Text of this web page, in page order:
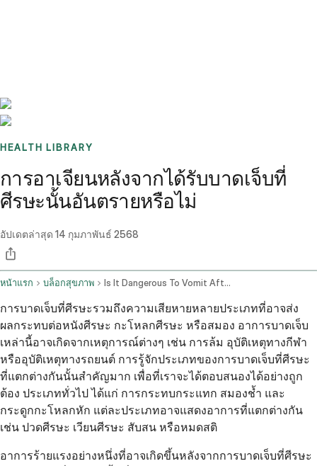
HEALTH LIBRARY
การอาเจียนหลังจากได้รับบาดเจ็บที่
ศีรษะนั้นอันตรายหรือไม่
อัปเดตล่าสุด 14 กุมภาพันธ์ 2568
หน้าแรก บล็อกสุขภาพ Is It Dangerous To Vomit After A Head Injury
การบาดเจ็บที่ศีรษะรวมถึงความเสียหายหลายประเภทที่อาจส่ง
ผลกระทบต่อหนังศีรษะ กะโหลกศีรษะ หรือสมอง อาการบาดเจ็บ
เหล่านี้อาจเกิดจากเหตุการณ์ต่างๆ เช่น การล้ม อุบัติเหตุทางกีฬา
หรืออุบัติเหตุทางรถยนต์ การรู้จักประเภทของการบาดเจ็บที่ศีรษะ
ที่แตกต่างกันนั้นสำคัญมาก เพื่อที่เราจะได้ตอบสนองได้อย่างถูก
ต้อง ประเภททั่วไป ได้แก่ การกระทบกระแทก สมองช้ำ และ
กระดูกกะโหลกหัก แต่ละประเภทอาจแสดงอาการที่แตกต่างกัน
เช่น ปวดศีรษะ เวียนศีรษะ สับสน หรือหมดสติ
อาการร้ายแรงอย่างหนึ่งที่อาจเกิดขึ้นหลังจากการบาดเจ็บที่ศีรษะ